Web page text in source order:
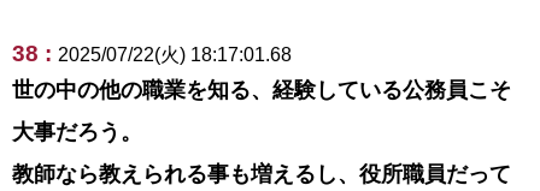
38 : 2025/07/22(火) 18:17:01.68
世の中の他の職業を知る、経験している公務員こそ
大事だろう。
教師なら教えられる事も増えるし、役所職員だって